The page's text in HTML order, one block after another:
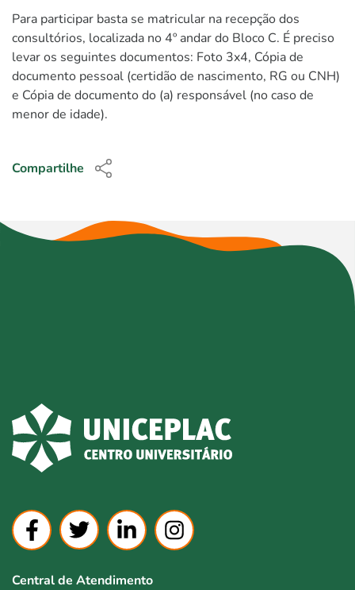
Para participar basta se matricular na recepção dos
consultórios, localizada no 4º andar do Bloco C. É preciso
levar os seguintes documentos: Foto 3x4, Cópia de
documento pessoal (certidão de nascimento, RG ou CNH)
e Cópia de documento do (a) responsável (no caso de
menor de idade).
Compartilhe
Central de Atendimento